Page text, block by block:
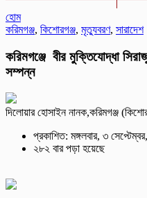
হোম
করিমগঞ্জ, কিশোরগঞ্জ, মৃত্যুবরণ, সারাদেশ
করিমগঞ্জে বীর মুক্তিযোদ্ধা
সম্পন্ন
দিলোয়ার হোসাইন নানক,করিমগঞ্জ
প্রকাশিত: মঙ্গলবার, ৩
২৮২ বার পড়া হয়েছে